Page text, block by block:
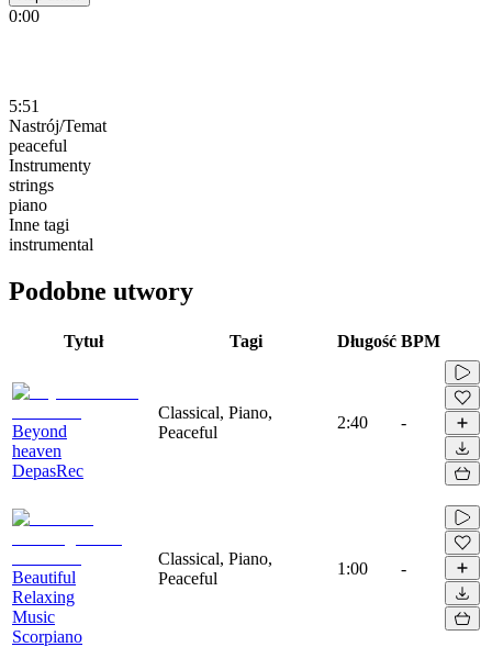
0:00
5:51
Nastrój/Temat
peaceful
Instrumenty
strings
piano
Inne tagi
instrumental
Podobne utwory
Tytuł Tagi Długość BPM
Beyond
heaven
DepasRec
Classical, Piano,
Peaceful
2:40 -
Beautiful
Relaxing
Music
Scorpiano
Classical, Piano,
Peaceful
1:00 -